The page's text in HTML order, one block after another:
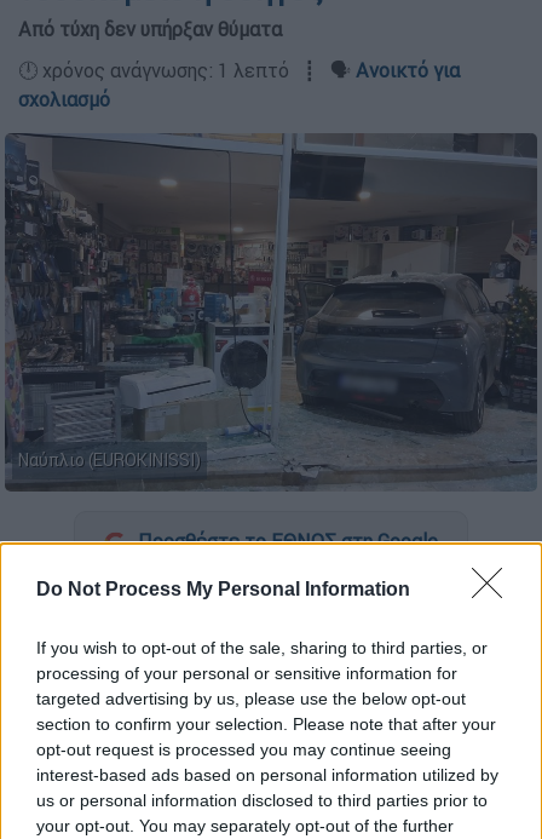
Do Not Process My Personal Information
If you wish to opt-out of the sale, sharing to third parties, or
processing of your personal or sensitive information for
targeted advertising by us, please use the below opt-out
section to confirm your selection. Please note that after your
opt-out request is processed you may continue seeing
interest-based ads based on personal information utilized by
us or personal information disclosed to third parties prior to
your opt-out. You may separately opt-out of the further
Από τύχη δεν υπήρξαν θύματα
🕛 χρόνος ανάγνωσης: 1 λεπτό ┋ 🗣️ Ανοικτό για
σχολιασμό
Ναύπλιο (EUROKINISSI)
Προσθέστε το ΕΘΝΟΣ στη Google
Αναστάτωση προκλήθηκε το απόγευμα της
Τετάρτης(26/11) στοΝαύπλιο, όταν ένα
αυτοκίνητο, ξέφυγε από την πορεία του και
κατέληξε πάνω στη βιτρίνακαταστήματος
ηλεκτρικών ειδών.
ΔΙΑΒΑΣΤΕ ΕΠΙΣΗΣ